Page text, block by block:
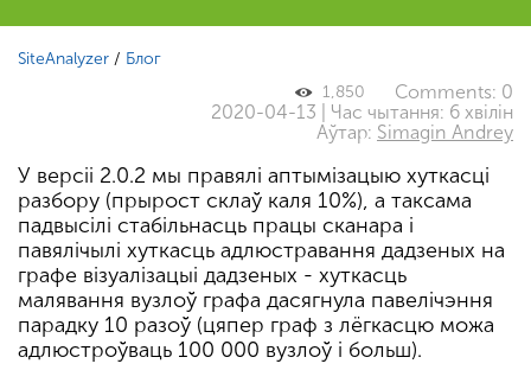
SiteAnalyzer / Блог
Comments: 0
1,850
2020-04-13 | Час чытання: 6 хвілін
Аўтар: Simagin Andrey
У версіі 2.0.2 мы правялі аптымізацыю хуткасці
разбору (прырост склаў каля 10%), а таксама
падвысілі стабільнасць працы сканара і
павялічылі хуткасць адлюстравання дадзеных на
графе візуалізацыі дадзеных - хуткасць
малявання вузлоў графа дасягнула павелічэння
парадку 10 разоў (цяпер граф з лёгкасцю можа
адлюстроўваць 100 000 вузлоў і больш).